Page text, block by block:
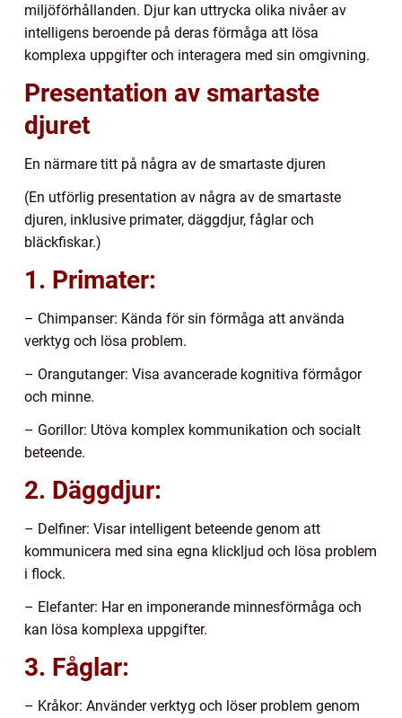
miljöförhållanden. Djur kan uttrycka olika nivåer av
intelligens beroende på deras förmåga att lösa
komplexa uppgifter och interagera med sin omgivning.
Presentation av smartaste
djuret
En närmare titt på några av de smartaste djuren
(En utförlig presentation av några av de smartaste
djuren, inklusive primater, däggdjur, fåglar och
bläckfiskar.)
1. Primater:
– Chimpanser: Kända för sin förmåga att använda
verktyg och lösa problem.
– Orangutanger: Visa avancerade kognitiva förmågor
och minne.
– Gorillor: Utöva komplex kommunikation och socialt
beteende.
2. Däggdjur:
– Delfiner: Visar intelligent beteende genom att
kommunicera med sina egna klickljud och lösa problem
i flock.
– Elefanter: Har en imponerande minnesförmåga och
kan lösa komplexa uppgifter.
3. Fåglar:
– Kråkor: Använder verktyg och löser problem genom